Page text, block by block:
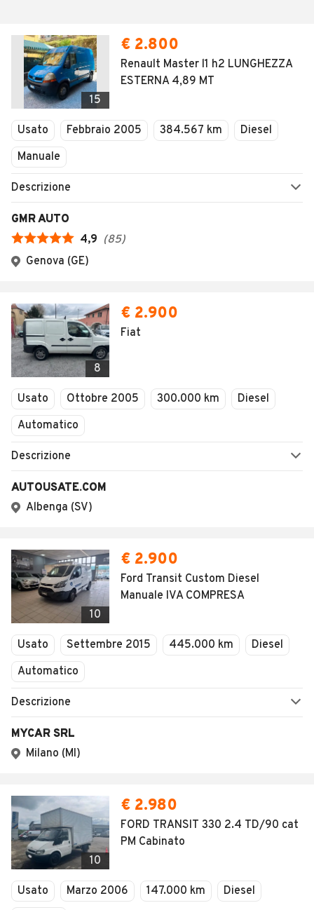
15
€ 2.800
Renault Master l1 h2 LUNGHEZZA
ESTERNA 4,89 MT
Usato Febbraio 2005 384.567 km
Diesel
Manuale
Descrizione
GMR AUTO
4,9 (85)
Genova (GE)
8
€ 2.900
Fiat
Usato Ottobre 2005 300.000 km
Diesel
Automatico
Descrizione
AUTOUSATE.COM
Albenga (SV)
10
€ 2.900
Ford Transit Custom Diesel
Manuale IVA COMPRESA
Usato Settembre 2015 445.000 km
Diesel
Automatico
Descrizione
MYCAR SRL
Milano (MI)
10
€ 2.980
FORD TRANSIT 330 2.4 TD/90 cat
PM Cabinato
Usato Marzo 2006 147.000 km
Diesel